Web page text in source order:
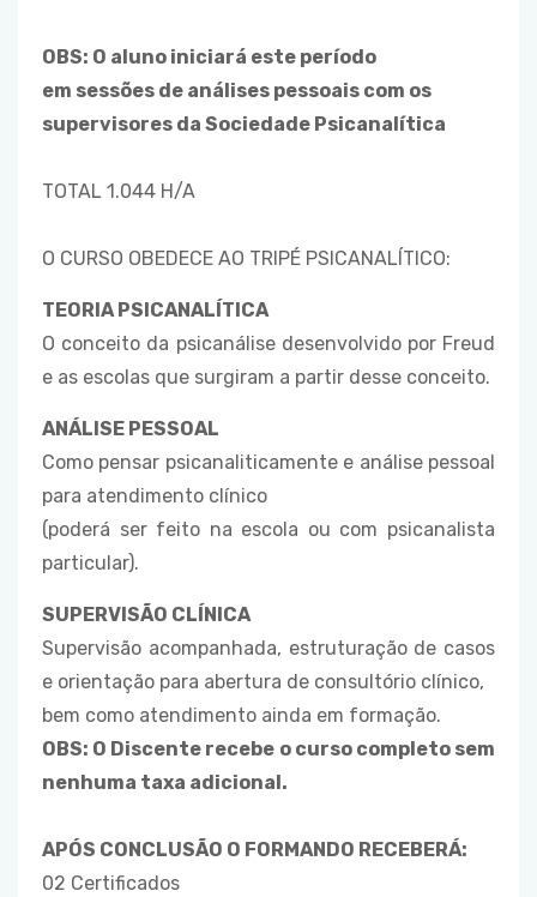
OBS: O aluno iniciará este período
em sessões de análises pessoais com os
supervisores da Sociedade Psicanalítica
TOTAL 1.044 H/A
O CURSO OBEDECE AO TRIPÉ PSICANALÍTICO:
TEORIA PSICANALÍTICA
O conceito da psicanálise desenvolvido por Freud
e as escolas que surgiram a partir desse conceito.
ANÁLISE PESSOAL
Como pensar psicanaliticamente e análise pessoal
para atendimento clínico
(poderá ser feito na escola ou com psicanalista
particular).
SUPERVISÃO CLÍNICA
Supervisão acompanhada, estruturação de casos
e orientação para abertura de consultório clínico,
bem como atendimento ainda em formação.
OBS: O Discente recebe o curso completo sem
nenhuma taxa adicional.
APÓS CONCLUSÃO O FORMANDO RECEBERÁ:
02 Certificados